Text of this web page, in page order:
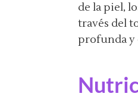
de la piel,
través del
profunda y